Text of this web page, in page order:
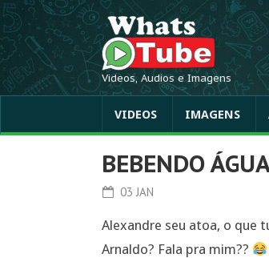
Videos, Audios e Imagens
VIDEOS IMAGENS
BEBENDO
03 JAN
Alexandre seu atoa, o que
Arnaldo? Fala pra mim??